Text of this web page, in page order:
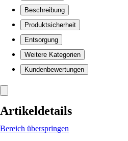
Beschreibung
Produktsicherheit
Entsorgung
Weitere Kategorien
Kundenbewertungen
Artikeldetails
Bereich überspringen